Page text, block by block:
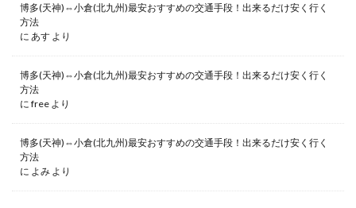
博多(天神)⇔小倉(北九州)最安おすすめの交通手段！出来るだけ安く行く
方法
に あす より
博多(天神)⇔小倉(北九州)最安おすすめの交通手段！出来るだけ安く行く
方法
に free より
博多(天神)⇔小倉(北九州)最安おすすめの交通手段！出来るだけ安く行く
方法
に よみ より